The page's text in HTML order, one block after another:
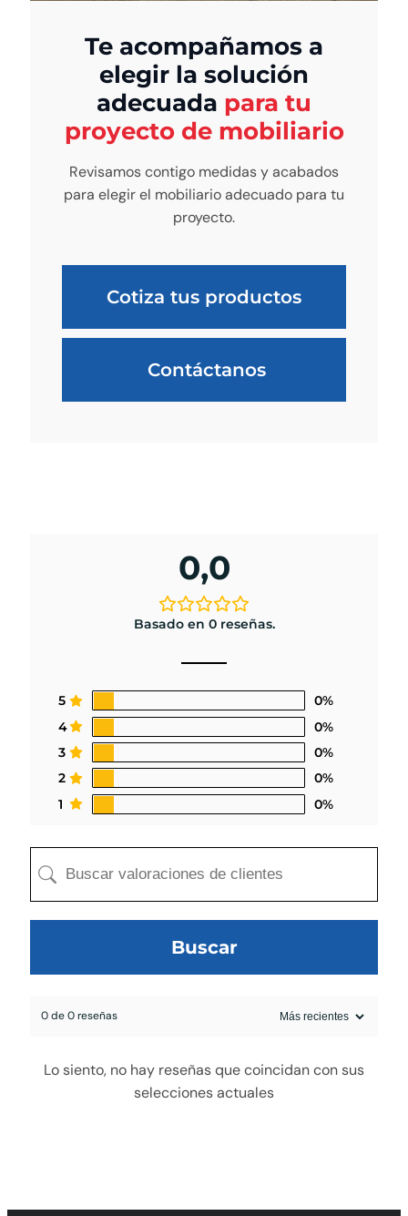
a la cotización
Te acompañamos a
elegir la solución
adecuada para tu
proyecto de mobiliario
Revisamos contigo medidas y acabados
para elegir el mobiliario adecuado para tu
proyecto.
Cotiza tus productos
Contáctanos
0,0
Basado en 0 reseñas.
5
0%
4
0%
3
0%
2
0%
1
0%
Buscar
0 de 0 reseñas
Lo siento, no hay reseñas que coincidan con sus
selecciones actuales